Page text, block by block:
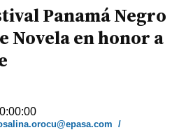
Panamá Negro
Novela en honor a
/